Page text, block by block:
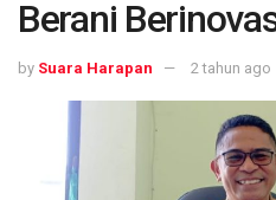
Berani
by Suara Harapan 2 tahun ago